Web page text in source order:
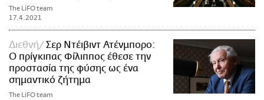
The LiFO team
17.4.2021
Διεθνή
Σερ Ντέιβιντ Ατένμπορο:
Ο πρίγκιπας Φίλιππος έθεσε την
προστασία της φύσης ως ένα
σημαντικό ζήτημα
The LiFO team